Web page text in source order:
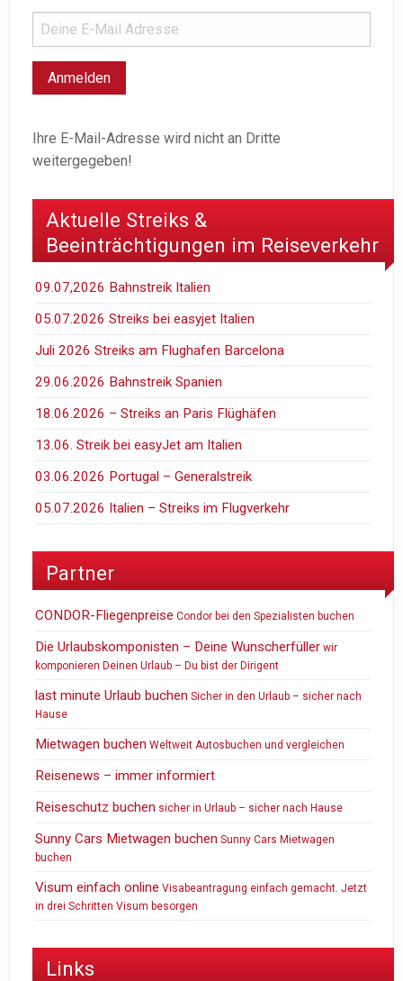
Ihre E-Mail-Adresse wird nicht an Dritte
weitergegeben!
Aktuelle Streiks &
Beeinträchtigungen im Reiseverkehr
09.07,2026 Bahnstreik Italien
05.07.2026 Streiks bei easyjet Italien
Juli 2026 Streiks am Flughafen Barcelona
29.06.2026 Bahnstreik Spanien
18.06.2026 – Streiks an Paris Flüghäfen
13.06. Streik bei easyJet am Italien
03.06.2026 Portugal – Generalstreik
05.07.2026 Italien – Streiks im Flugverkehr
Partner
CONDOR-Fliegenpreise Condor bei den Spezialisten buchen
Die Urlaubskomponisten – Deine Wunscherfüller wir
komponieren Deinen Urlaub – Du bist der Dirigent
last minute Urlaub buchen Sicher in den Urlaub – sicher nach
Hause
Mietwagen buchen Weltweit Autosbuchen und vergleichen
Reisenews – immer informiert
Reiseschutz buchen sicher in Urlaub – sicher nach Hause
Sunny Cars Mietwagen buchen Sunny Cars Mietwagen
buchen
Visum einfach online Visabeantragung einfach gemacht. Jetzt
in drei Schritten Visum besorgen
Links